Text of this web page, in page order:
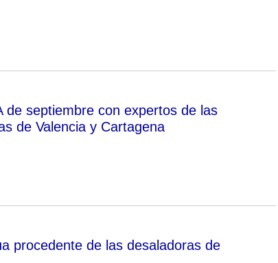
de septiembre con expertos de las
de Valencia y Cartagena
procedente de las desaladoras de